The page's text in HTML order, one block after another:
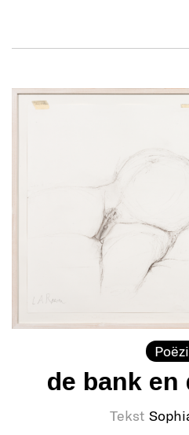
de bank en
Tekst